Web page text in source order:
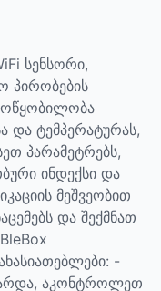
სენსორი,
პირობების
და ტემპერატურას,
პარამეტრებს,
ინდექსი და
მეშვეობით
და შექმნათ
-
აკონტროლეთ